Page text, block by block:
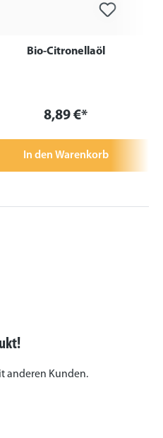
Bio-Citronellaöl
8,89 €*
In den Warenkorb
anderen Kunden.